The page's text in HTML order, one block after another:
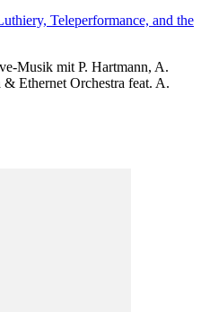
Teleperformance, and the
Musik mit P. Hartmann, A.
Ethernet Orchestra feat. A.